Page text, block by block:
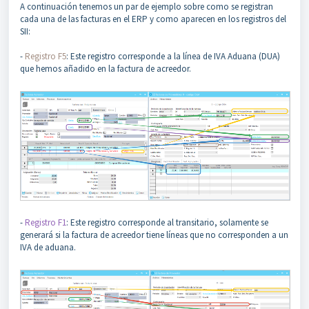
A continuación tenemos un par de ejemplo sobre como se registran
cada una de las facturas en el ERP y como aparecen en los registros del
SII:
- Registro F5: Este registro corresponde a la línea de IVA Aduana (DUA)
que hemos añadido en la factura de acreedor.
- Registro F1: Este registro corresponde al transitario, solamente se
generará si la factura de acreedor tiene líneas que no corresponden a un
IVA de aduana.